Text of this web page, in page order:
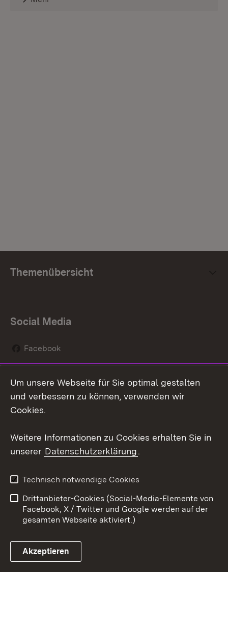
Themenübersicht
Social Media
Facebook
Social Wall
Youtube
Link zum Landesportal
Kontakt
Datenschutz
Barrierefreiheit
Impressum Cookies
Um unsere Webseite für Sie optimal gestalten
und verbessern zu können, verwenden wir
Cookies.
Weitere Informationen zu Cookies erhalten Sie in
unserer Datenschutzerklärung.
Technisch notwendige Cookies
Drittanbieter-Cookies (Social-Media-Elemente von
Facebook, X / Twitter und Google werden auf der
gesamten Webseite aktiviert.)
Akzeptieren